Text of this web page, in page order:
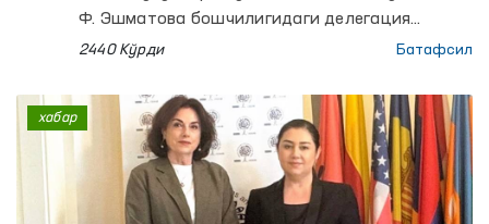
Ф. Эшматова бошчилигидаги делегация
“Варшава-Бялоленка” тергов ҳибсхонаси
2440 Кўрди Батафсил
хабар